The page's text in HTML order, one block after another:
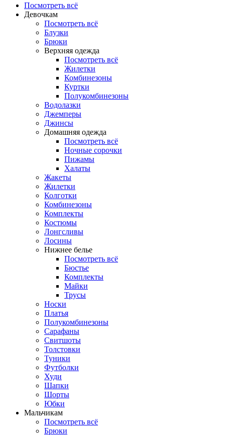
Посмотреть всё
Девочкам
Посмотреть всё
Блузки
Брюки
Верхняя одежда
Посмотреть всё
Жилетки
Комбинезоны
Куртки
Полукомбинезоны
Водолазки
Джемперы
Джинсы
Домашняя одежда
Посмотреть всё
Ночные сорочки
Пижамы
Халаты
Жакеты
Жилетки
Колготки
Комбинезоны
Комплекты
Костюмы
Лонгсливы
Лосины
Нижнее белье
Посмотреть всё
Бюстье
Комплекты
Майки
Трусы
Носки
Платья
Полукомбинезоны
Сарафаны
Свитшоты
Толстовки
Туники
Футболки
Худи
Шапки
Шорты
Юбки
Мальчикам
Посмотреть всё
Брюки